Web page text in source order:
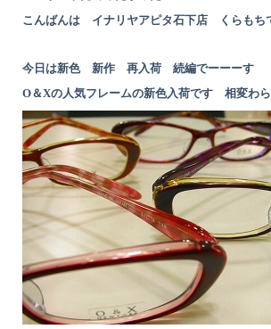
こんばんは イナリヤアピタ石下店 くらもち
今日は新色 新作 再入荷 続編でーーーす
O＆Xの人気フレームの新色入荷です 相変わ